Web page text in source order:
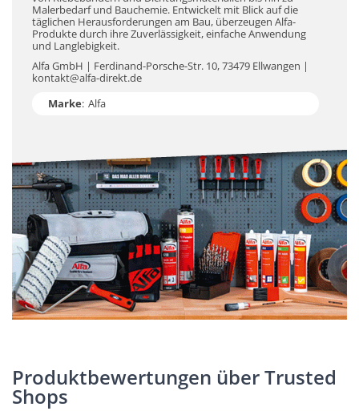
Malerbedarf und Bauchemie. Entwickelt mit Blick auf die
täglichen Herausforderungen am Bau, überzeugen Alfa-
Produkte durch ihre Zuverlässigkeit, einfache Anwendung
und Langlebigkeit.
Alfa GmbH | Ferdinand-Porsche-Str. 10, 73479 Ellwangen |
kontakt@alfa-direkt.de
Marke: Alfa
Produktbewertungen über Trusted
Shops